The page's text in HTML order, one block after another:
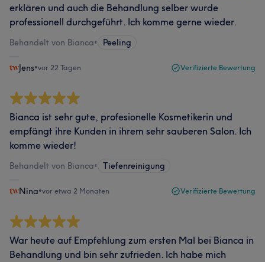
erklären und auch die Behandlung selber wurde
professionell durchgeführt. Ich komme gerne wieder.
Behandelt von Bianca• Peeling
Jens•vor 22 Tagen Verifizierte Bewertung
Bianca ist sehr gute, profesionelle Kosmetikerin und
empfängt ihre Kunden in ihrem sehr sauberen Salon. Ich
komme wieder!
Behandelt von Bianca• Tiefenreinigung
Nina•vor etwa 2 Monaten Verifizierte Bewertung
War heute auf Empfehlung zum ersten Mal bei Bianca in
Behandlung und bin sehr zufrieden. Ich habe mich